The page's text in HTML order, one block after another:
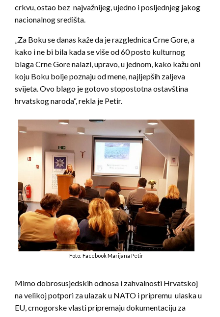
crkvu, ostao bez najvažnijeg, ujedno i posljednjeg jakog
nacionalnog središta.
„Za Boku se danas kaže da je razglednica Crne Gore, a
kako i ne bi bila kada se više od 60 posto kulturnog
blaga Crne Gore nalazi, upravo, u jednom, kako kažu oni
koju Boku bolje poznaju od mene, najljepših zaljeva
svijeta. Ovo blago je gotovo stopostotna ostavština
hrvatskog naroda“, rekla je Petir.
Foto: Facebook Marijana Petir
Mimo dobrosusjedskih odnosa i zahvalnosti Hrvatskoj
na velikoj potpori za ulazak u NATO i pripremu ulaska u
EU, crnogorske vlasti pripremaju dokumentaciju za